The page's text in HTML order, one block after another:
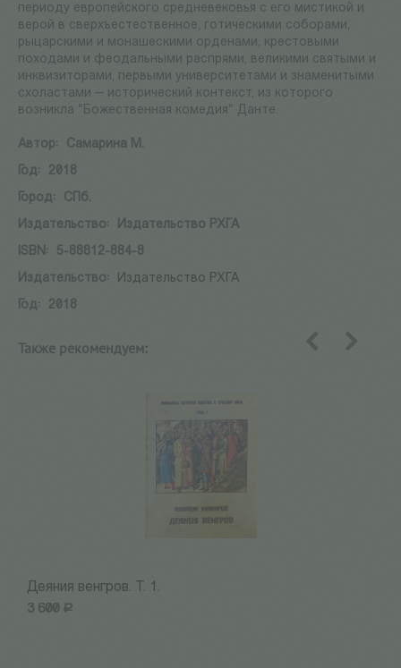
периоду европейского средневековья с его мистикой и
верой в сверхъестественное, готическими соборами,
рыцарскими и монашескими орденами, крестовыми
походами и феодальными распрями, великими святыми и
инквизиторами, первыми университетами и знаменитыми
схоластами — исторический контекст, из которого
возникла "Божественная комедия" Данте.
Автор:
Самарина М.
Год:
2018
Город:
СПб.
Издательство:
Издательство РХГА
ISBN:
5-88812-884-8
Издательство:
Издательство РХГА
Год:
2018
Также рекомендуем:
Деяния венгров. Т. 1.
3 600 Р